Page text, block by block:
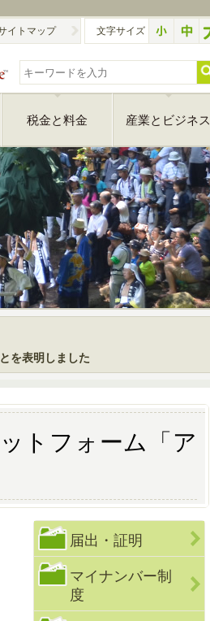
イトマップ 文字サイズ
税金と料金 産業とビジネス
を表明しました
トフォーム「ア
届出・証明
マイナンバー制
度